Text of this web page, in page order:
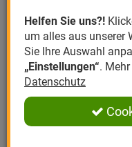
Themenwelt
Ratgeber
Angebote
Helfen Sie uns?!
um alles aus unserer
Sie Ihre Auswahl
„Einstellungen“.
Datenschutz